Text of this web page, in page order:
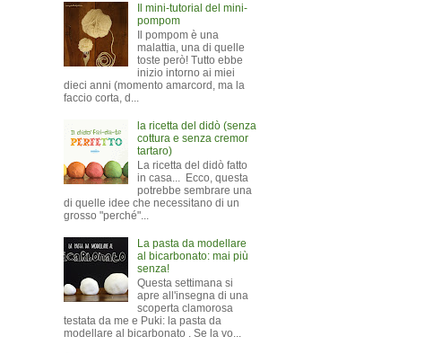
Il mini-tutorial del mini-
pompom
Il pompom è una
malattia, una di quelle
toste però! Tutto ebbe
inizio intorno ai miei
dieci anni (momento amarcord, ma la
faccio corta, d...
la ricetta del didò (senza
cottura e senza cremor
tartaro)
La ricetta del didò fatto
in casa... Ecco, questa
potrebbe sembrare una
di quelle idee che necessitano di un
grosso "perché"...
La pasta da modellare
al bicarbonato: mai più
senza!
Questa settimana si
apre all'insegna di una
scoperta clamorosa
testata da me e Puki: la pasta da
modellare al bicarbonato . Se la vo...